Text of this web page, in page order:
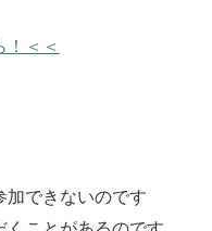
！＜＜
加できないのです